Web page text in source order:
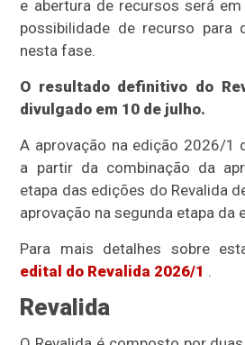
e abertura de recursos será
possibilidade de recurso para
nesta fase.
O resultado definitivo do
divulgado em 10 de julho.
A aprovação na edição 2026/1
a partir da combinação da
etapa das edições do Revalida
aprovação na segunda etapa da
Para mais detalhes sobre
edital do Revalida 2026/1 .
Revalida